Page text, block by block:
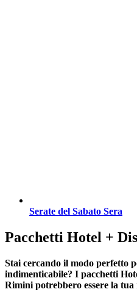
Serate del Sabato Sera
Pacchetti Hotel +
Stai cercando il modo perfetto
indimenticabile? I pacchetti
Rimini potrebbero essere la tua